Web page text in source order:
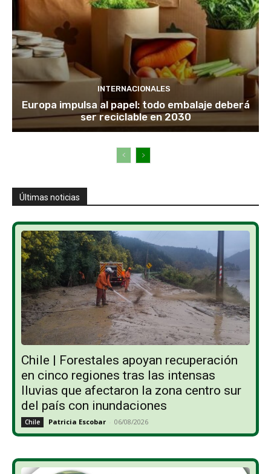
INTERNACIONALES
Europa impulsa al papel: todo embalaje deberá
ser reciclable en 2030
Últimas noticias
Chile | Forestales apoyan recuperación
en cinco regiones tras las intensas
lluvias que afectaron la zona centro sur
del país con inundaciones
Chile Patricia Escobar - 06/08/2026